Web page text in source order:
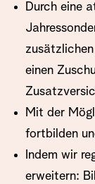
Durch eine
einen
Mit der
fortbilden
Indem wir
erweitern: